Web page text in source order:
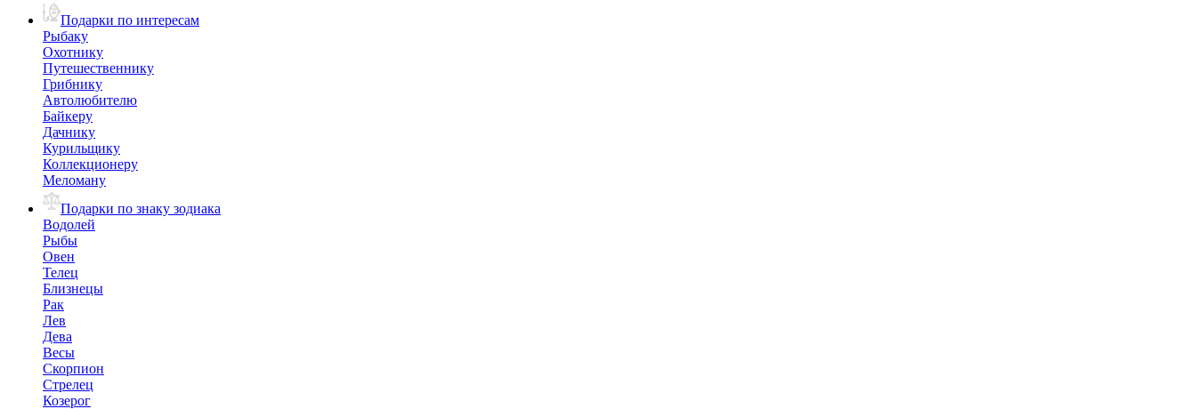
Подарки по интересам
Рыбаку
Охотнику
Путешественнику
Грибнику
Автолюбителю
Байкеру
Дачнику
Курильщику
Коллекционеру
Меломану
Подарки по знаку зодиака
Водолей
Рыбы
Овен
Телец
Близнецы
Рак
Лев
Дева
Весы
Скорпион
Стрелец
Козерог